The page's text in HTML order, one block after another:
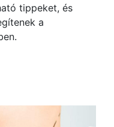
tippeket, és
a